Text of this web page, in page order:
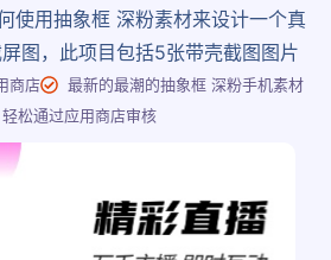
使用抽象框 深粉素材来设计一个真
图，此项目包括5张带壳截图图片
商店
最新的最潮的抽象框 深粉手机素材
轻松通过应用商店审核